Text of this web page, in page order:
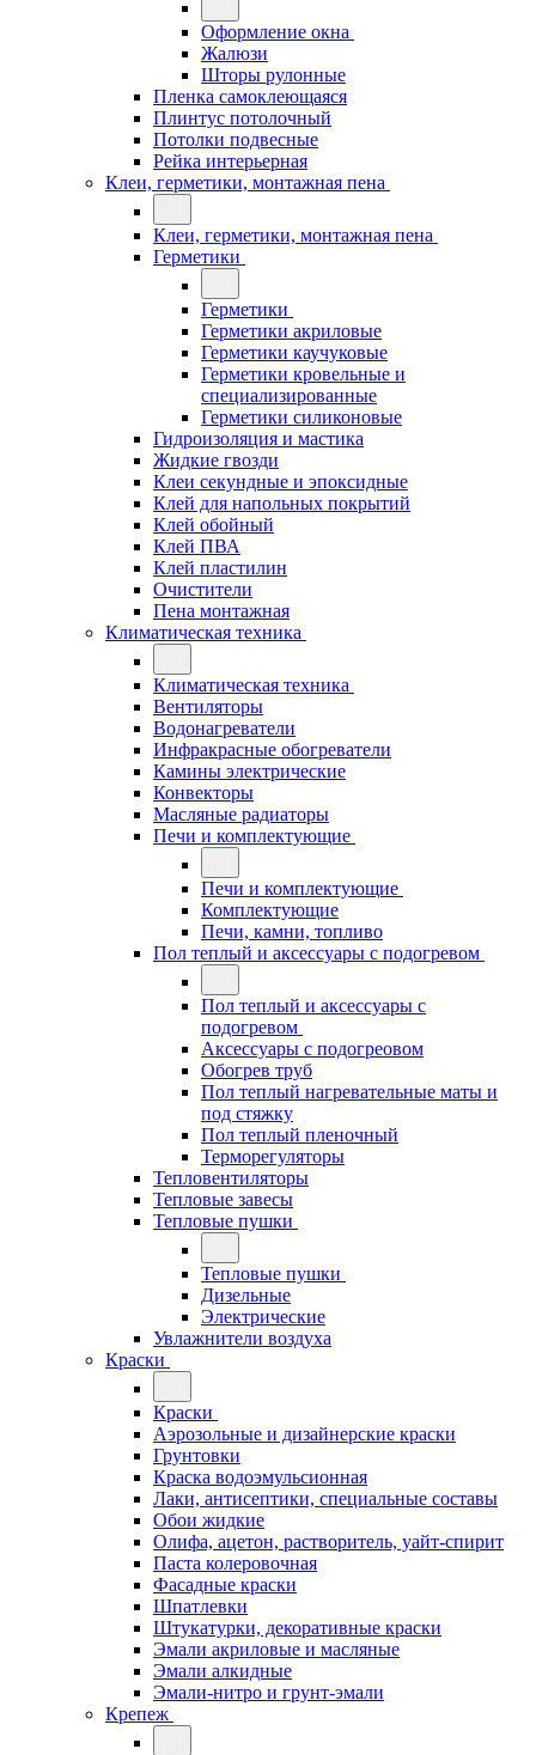
Оформление окна
Жалюзи
Шторы рулонные
Пленка самоклеющаяся
Плинтус потолочный
Потолки подвесные
Рейка интерьерная
Клеи, герметики, монтажная пена
Клеи, герметики, монтажная пена
Герметики
Герметики
Герметики акриловые
Герметики каучуковые
Герметики кровельные и
специализированные
Герметики силиконовые
Гидроизоляция и мастика
Жидкие гвозди
Клеи секундные и эпоксидные
Клей для напольных покрытий
Клей обойный
Клей ПВА
Клей пластилин
Очистители
Пена монтажная
Климатическая техника
Климатическая техника
Вентиляторы
Водонагреватели
Инфракрасные обогреватели
Камины электрические
Конвекторы
Масляные радиаторы
Печи и комплектующие
Печи и комплектующие
Комплектующие
Печи, камни, топливо
Пол теплый и аксессуары с подогревом
Пол теплый и аксессуары с
подогревом
Аксессуары с подогреовом
Обогрев труб
Пол теплый нагревательные маты и
под стяжку
Пол теплый пленочный
Терморегуляторы
Тепловентиляторы
Тепловые завесы
Тепловые пушки
Тепловые пушки
Дизельные
Электрические
Увлажнители воздуха
Краски
Краски
Аэрозольные и дизайнерские краски
Грунтовки
Краска водоэмульсионная
Лаки, антисептики, специальные составы
Обои жидкие
Олифа, ацетон, растворитель, уайт-спирит
Паста колеровочная
Фасадные краски
Шпатлевки
Штукатурки, декоративные краски
Эмали акриловые и масляные
Эмали алкидные
Эмали-нитро и грунт-эмали
Крепеж